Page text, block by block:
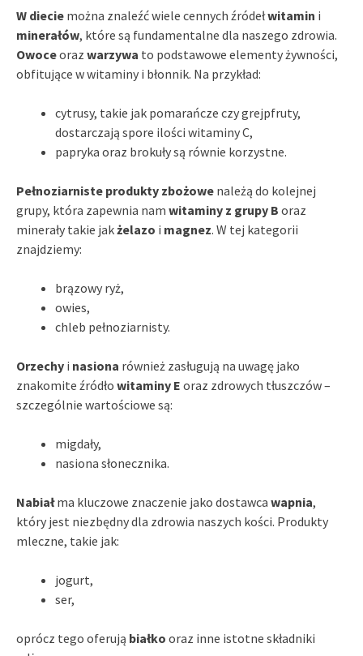
W diecie można znaleźć wiele cennych źródełwitamin i
minerałów, które są fundamentalne dla naszego zdrowia.
Owoceoraz warzywa to podstawowe elementy żywności,
obfitujące w witaminy i błonnik. Na przykład:
cytrusy, takie jak pomarańcze czy grejpfruty,
dostarczają spore ilości witaminy C,
papryka oraz brokuły są równie korzystne.
Pełnoziarniste produkty zbożowe należą do kolejnej
grupy, która zapewnia nam witaminy z grupy B oraz
minerały takie jakżelazo i magnez. W tej kategorii
znajdziemy:
brązowy ryż,
owies,
chleb pełnoziarnisty.
Orzechy i nasiona również zasługują na uwagę jako
znakomite źródło witaminy E oraz zdrowych tłuszczów –
szczególnie wartościowe są:
migdały,
nasiona słonecznika.
Nabiałma kluczowe znaczenie jako dostawca wapnia,
który jest niezbędny dla zdrowia naszych kości. Produkty
mleczne, takie jak:
jogurt,
ser,
oprócz tego oferują białko oraz inne istotne składniki